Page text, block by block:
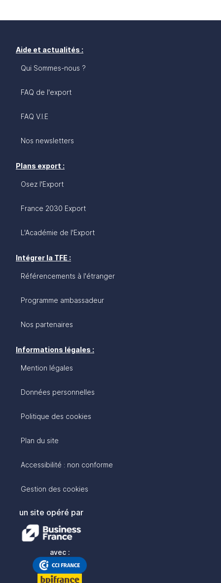
Aide et actualités :
Qui Sommes-nous ?
FAQ de l'export
FAQ V.I.E
Nos newsletters
Plans export :
Osez l'Export
France 2030 Export
L'Académie de l'Export
Intégrer la TFE :
Référencements à l'étranger
Programme ambassadeur
Nos partenaires
Informations légales :
Mention légales
Données personnelles
Politique des cookies
Plan du site
Accessibilité : non conforme
Gestion des cookies
un site opéré par
avec :